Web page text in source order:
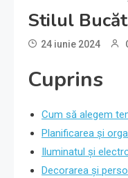
Stilul
24 iunie 2024
Cuprins
Cum să alegem
Planificarea și
Iluminatul și
Decorarea și